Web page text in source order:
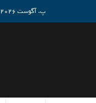
پ. آگوست 6th, 2026